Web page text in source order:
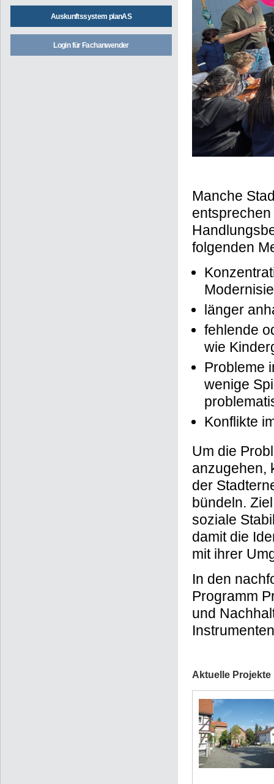
Auskunftssystem planAS
Login für Fachanwender
Manche
folgenden
länger
fehlende
wie
Probleme
wenige
Konflikte
Um die
anzugehen,
der
bündeln.
soziale
damit die
mit ihrer
In den
Programm
und
Aktuelle Projekte